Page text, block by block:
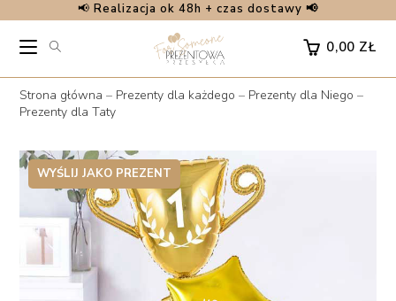
content
📢 Realizacja ok 48h + czas dostawy 📢
0,00 ZŁ
Strona główna – Prezenty dla każdego – Prezenty dla Niego –
Prezenty dla Taty
WYŚLIJ JAKO PREZENT